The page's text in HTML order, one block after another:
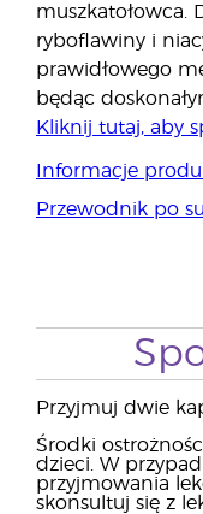
muszkatołowca.
ryboflawiny i
prawidłowego
będąc
Kliknij tutaj, aby
Informacje
Przewodnik po
Przyjmuj dwie
Środki
dzieci. W
przyjmowania
skonsultuj się z